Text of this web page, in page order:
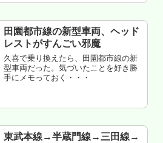
田園都市線の新型車両、ヘッド
レストがすんごい邪魔
久喜で乗り換えたら、田園都市線の新
型車両だった。気づいたことを好き勝
手にメモっておく・・・
東武本線→半蔵門線→三田線→